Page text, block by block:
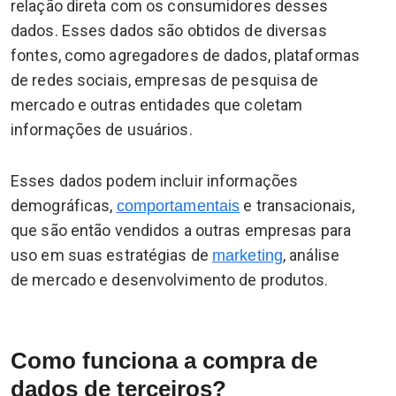
relação direta com os consumidores desses
dados. Esses dados são obtidos de diversas
fontes, como agregadores de dados, plataformas
de redes sociais, empresas de pesquisa de
mercado e outras entidades que coletam
informações de usuários.
Esses dados podem incluir informações
demográficas, comportamentais e transacionais,
que são então vendidos a outras empresas para
uso em suas estratégias de marketing, análise
de mercado e desenvolvimento de produtos.
Como funciona a compra de
dados de terceiros?